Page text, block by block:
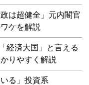
は超健全」元内閣官
ケを解説
経済大国」と言える
りやすく解説
る」投資系